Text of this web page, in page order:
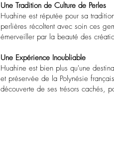
Une Tradition de Culture de Perles
Huahine est réputée pour sa
perlières récoltent avec soin ces
émerveiller par la beauté des
Une Expérience Inoubliable
Huahine est bien plus qu'une
et préservée de la Polynésie
découverte de ses trésors cachés,